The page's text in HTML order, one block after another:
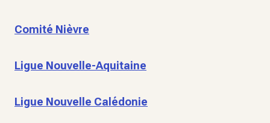
Comité Nièvre
Ligue Nouvelle-Aquitaine
Ligue Nouvelle Calédonie